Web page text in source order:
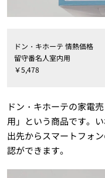
ドン・キホーテ 情熱価格
留守番名人室内用
￥5,478
ドン・キホーテの家電
用」という商品です。
出先からスマートフォ
認ができます。